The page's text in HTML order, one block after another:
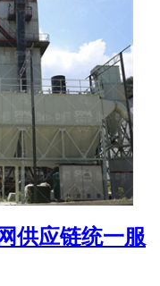
供应链统一服